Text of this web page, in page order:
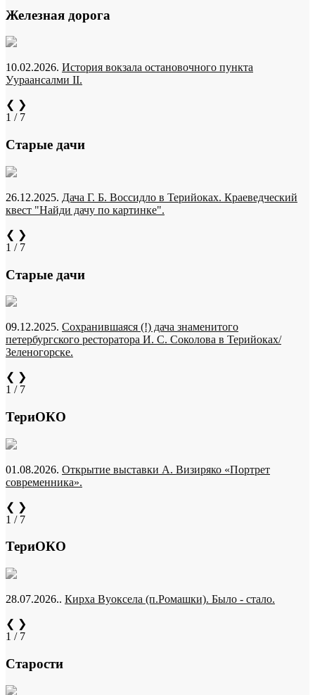
Железная дорога
10.02.2026. История вокзала остановочного пункта
Уураансалми II.
❮ ❯
1 / 7
Старые дачи
26.12.2025. Дача Г. Б. Воссидло в Терийоках. Краеведческий
квест "Найди дачу по картинке".
❮ ❯
1 / 7
Старые дачи
09.12.2025. Сохранившаяся (!) дача знаменитого
петербургского ресторатора И. С. Соколова в Терийоках/
Зеленогорске.
❮ ❯
1 / 7
ТериОКО
01.08.2026. Открытие выставки А. Визиряко «Портрет
современника».
❮ ❯
1 / 7
ТериОКО
28.07.2026.. Кирха Вуоксела (п.Ромашки). Было - стало.
❮ ❯
1 / 7
Старости